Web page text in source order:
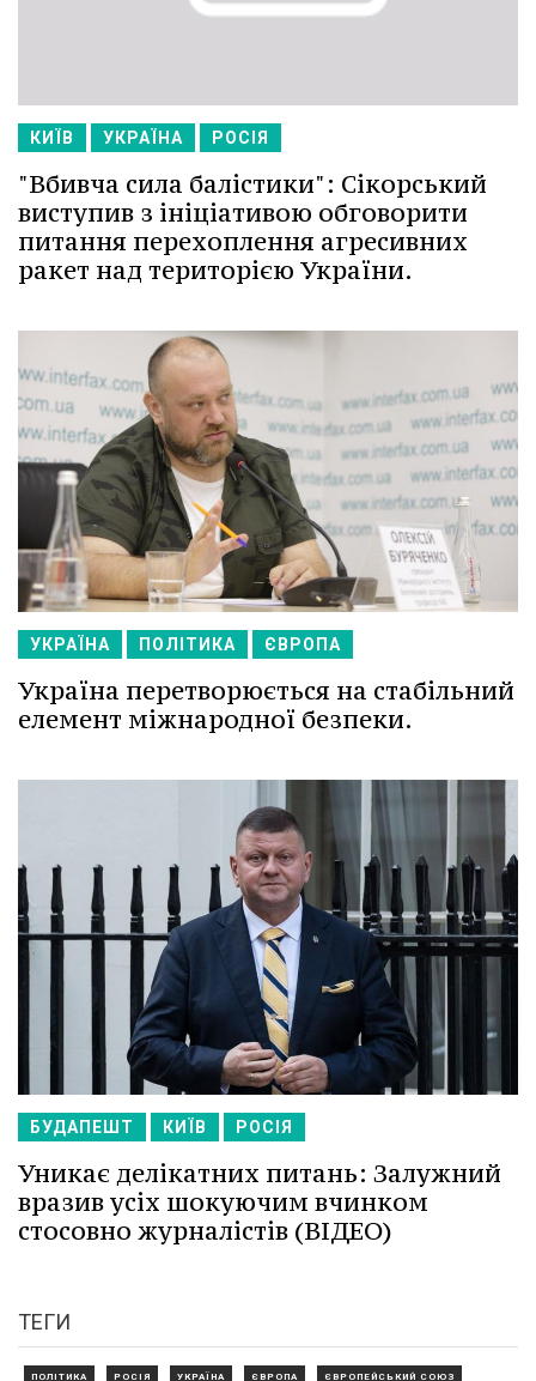
КИЇВ УКРАЇНА РОСІЯ
"Вбивча сила балістики": Сікорський
виступив з ініціативою обговорити
питання перехоплення агресивних
ракет над територією України.
УКРАЇНА ПОЛІТИКА ЄВРОПА
Україна перетворюється на стабільний
елемент міжнародної безпеки.
БУДАПЕШТ КИЇВ РОСІЯ
Уникає делікатних питань: Залужний
вразив усіх шокуючим вчинком
стосовно журналістів (ВІДЕО)
ТЕГИ
ПОЛІТИКА РОСІЯ УКРАЇНА ЄВРОПА ЄВРОПЕЙСЬКИЙ СОЮЗ